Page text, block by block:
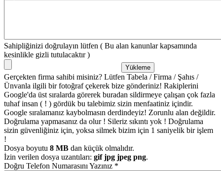
Sahipliğinizi doğrulayın lütfen ( Bu alan kanunlar kapsamında
kesinlikle gizli tutulacaktır )
Gerçekten firma sahibi misiniz? Lütfen Tabela / Firma / Şahıs /
Ünvanla ilgili bir fotoğraf çekerek bize gönderiniz! Rakiplerini
Google'da üst sıralarda görerek buradan sildirmeye çalışan çok fazla
tuhaf insan ( ! ) gördük bu talebimiz sizin menfaatiniz içindir.
Google sıralamanız kaybolmasın derdindeyiz! Zorunlu alan değildir.
Doğrulama yapmasanız da olur ! Sileriz sıkıntı yok ! Doğrulama
sizin güvenliğiniz için, yoksa silmek bizim için 1 saniyelik bir işlem
!
Dosya boyutu 8 MB dan küçük olmalıdır.
İzin verilen dosya uzantıları: gif jpg jpeg png.
Doğru Telefon Numarasını Yazınız *